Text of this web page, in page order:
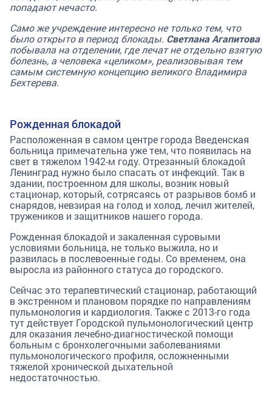
попадают нечасто.
Само же учреждение интересно не только тем, что
было открыто в период блокады. Светлана Агапитова
побывала на отделении, где лечат не отдельно взятую
болезнь, а человека «целиком», реализовывая тем
самым системную концепцию великого Владимира
Бехтерева.
Рожденная блокадой
Расположенная в самом центре города Введенская
больница примечательна уже тем, что появилась на
свет в тяжелом 1942-м году. Отрезанный блокадой
Ленинград нужно было спасать от инфекций. Так в
здании, построенном для школы, возник новый
стационар, который, сотрясаясь от разрывов бомб и
снарядов, невзирая на голод и холод, лечил жителей,
тружеников и защитников нашего города.
Рожденная блокадой и закаленная суровыми
условиями больница, не только выжила, но и
развилась в послевоенные годы. Со временем, она
выросла из районного статуса до городского.
Сейчас это терапевтический стационар, работающий
в экстренном и плановом порядке по направлениям
пульмонология и кардиология. Также с 2013-го года
тут действует Городской пульмонологический центр
для оказания лечебно-диагностической помощи
больным с бронхолегочными заболеваниями
пульмонологического профиля, осложненными
тяжелой хронической дыхательной
недостаточностью.